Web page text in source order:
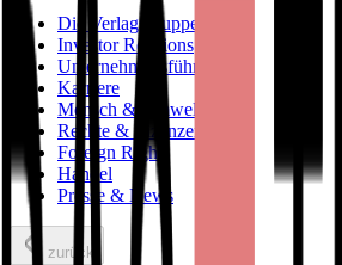
Die Verlagsgruppe
Investor Relations
Unternehmensführung
Karriere
Mensch & Umwelt
Rechte & Lizenzen
Foreign Rights
Handel
Presse & News
zurück